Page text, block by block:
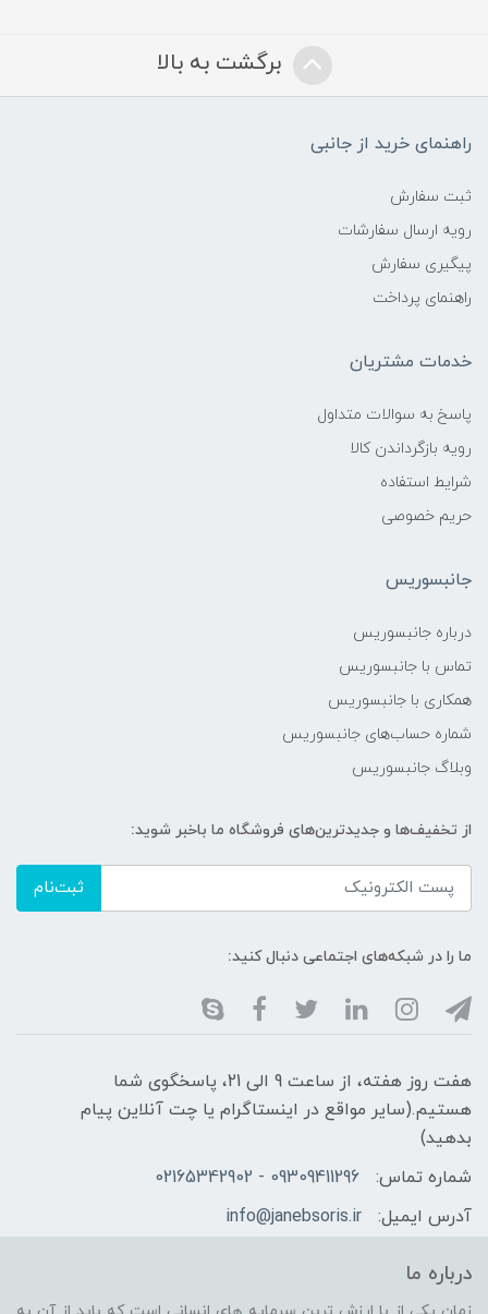
برگشت به بالا
راهنمای خرید از جانبی
ثبت سفارش
رویه ارسال سفارشات
پیگیری سفارش
راهنمای پرداخت
خدمات مشتریان
پاسخ به سوالات متداول
رویه بازگرداندن کالا
شرایط استفاده
حریم خصوصی
جانبسوریس
درباره جانبسوریس
تماس با جانبسوریس
همکاری با جانبسوریس
شماره حساب‌های جانبسوریس
وبلاگ جانبسوریس
از تخفیف‌ها و جدیدترین‌های فروشگاه ما باخبر شوید:
ثبت‌نام
ما را در شبکه‌های اجتماعی دنبال کنید:
هفت روز هفته، از ساعت 9 الی 21، پاسخگوی شما
هستیم.(سایر مواقع در اینستاگرام یا چت آنلاین پیام
بدهید)
شماره تماس:
09309411296 - 02165342902
آدرس ایمیل:
info@janebsoris.ir
درباره ما